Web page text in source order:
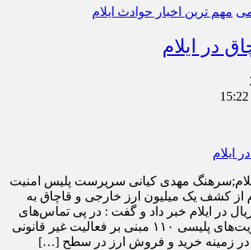
مهم ترین اخبار حوادث ایلام
در ایلام
مهدی کیانی سرپرست پلیس امنیت
از کشف یک میلیون ارز خارجی و قاچاق به
ریال در ایلام خبر داد و گفت : در پی تماس‌های
مردمی با مرکز فوریت‌های پلیسی ۱۱۰ مبنی بر فعالیت غیر قانونی
زمینه خرید و فروش ارز در سطح […]